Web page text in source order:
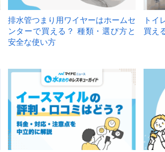
排水管つまり用ワイヤーはホームセ
ンターで買える？ 種類・選び方と
安全な使い方
トイ
買え